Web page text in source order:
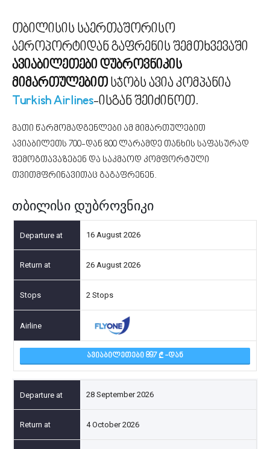
თბილისის საერთაშორისო
აეროპორტიდან გაფრენის შემთხვევაში
ავიაბილეთები დუბროვნიკის
მიმართულებით სჯობს ავია კომპანია
Turkish Airlines-ისგან შეიძინოთ.
მათი წარმომადგენლები ამ მიმართულებით
ავიაბილეთს 700-დან 800 ლარამდე თანხის საფასურად
შემოგთავაზებენ და საკმაოდ კომფორტული
თვითმფრინავითაც გაგაფრენენ.
თბილისი დუბროვნიკი
16 August 2026
26 August 2026
2 Stops
ᲐᲕᲘᲐᲑᲘᲚᲔᲗᲔᲑᲘ 897 -ᲓᲐᲜ
28 September 2026
4 October 2026